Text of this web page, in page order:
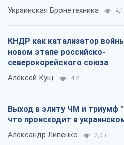
Украинская Бронетехника 4,1
КНДР как катализатор
новом этапе российско-
северокорейского союза
Алексей Кущ 4,2 т.
Выход в элиту ЧМ и триумф
что происходит в
Александр Липенко 2,0 т.